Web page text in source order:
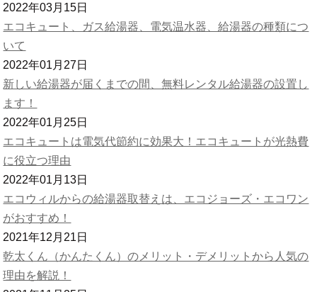
2022年03月15日
エコキュート、ガス給湯器、電気温水器、給湯器の種類につ
いて
2022年01月27日
新しい給湯器が届くまでの間、無料レンタル給湯器の設置し
ます！
2022年01月25日
エコキュートは電気代節約に効果大！エコキュートが光熱費
に役立つ理由
2022年01月13日
エコウィルからの給湯器取替えは、エコジョーズ・エコワン
がおすすめ！
2021年12月21日
乾太くん（かんたくん）のメリット・デメリットから人気の
理由を解説！